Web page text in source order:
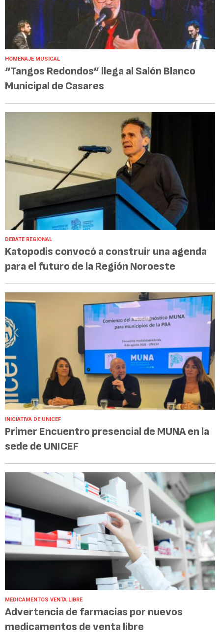
HOMENAJE MUSICAL
“Tangos Redondos” llega al Salón Blanco
Municipal de Casares
DEBATE REGIONAL
Katopodis convocó a construir una agenda
para el futuro de la Región Noroeste
INICIATIVA DE UNICEF
Primer Encuentro presencial de MUNA en la
sede de UNICEF
MEDICAMENTOS VENTA LIBRE
Advertencia de farmacias por nuevos
medicamentos de venta libre